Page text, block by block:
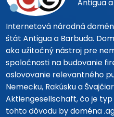
Antigua
Internetová národná
štát Antigua a Barbuda.
ako užitočný nástroj pre
spoločnosti na budovanie
oslovovanie relevantného
Nemecku, Rakúsku a
Aktiengesellschaft, čo je
tohto dôvodu by doména